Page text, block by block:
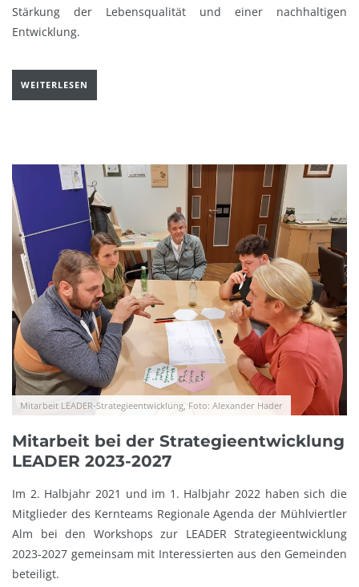
Stärkung der Lebensqualität und einer nachhaltigen
Entwicklung.
WEITERLESEN
Mitarbeit LEADER-Strategieentwicklung, Foto: Alexander Hader
Mitarbeit bei der Strategieentwicklung
LEADER 2023-2027
Im 2. Halbjahr 2021 und im 1. Halbjahr 2022 haben sich die
Mitglieder des Kernteams Regionale Agenda der Mühlviertler
Alm bei den Workshops zur LEADER Strategieentwicklung
2023-2027 gemeinsam mit Interessierten aus den Gemeinden
beteiligt.